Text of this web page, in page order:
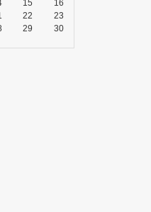
15
16
22
23
29
30